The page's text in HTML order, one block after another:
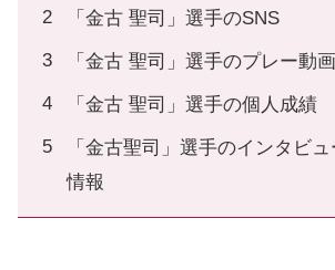
「金古 聖司」選手のSNS
「金古 聖司」選手のプレー動画
「金古 聖司」選手の個人成績
「金古聖司」選手のインタビ
情報